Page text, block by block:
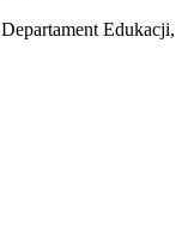
Edukacji,